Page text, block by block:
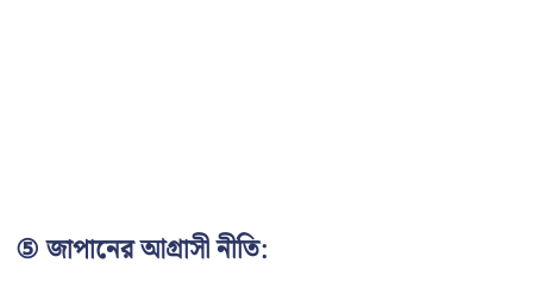
⑤ জাপানের আগ্রাসী নীতি: